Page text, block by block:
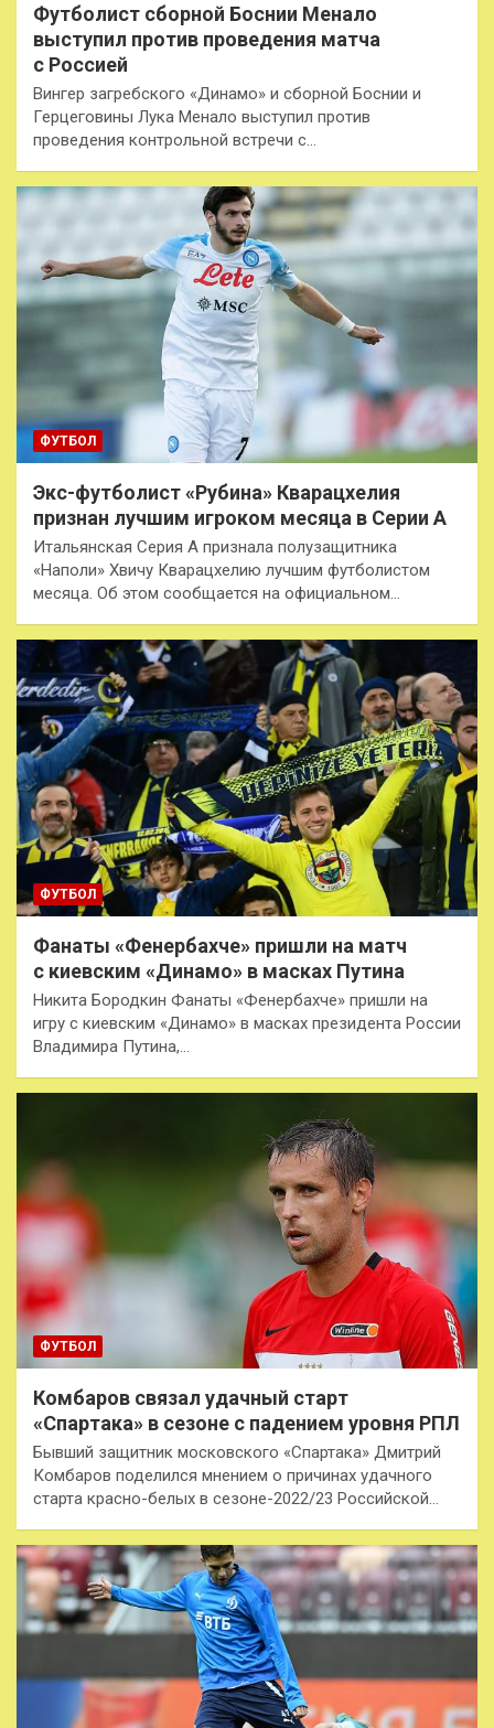
Футболист сборной Боснии Менало
выступил против проведения матча
с Россией
Вингер загребского «Динамо» и сборной Боснии и
Герцеговины Лука Менало выступил против
проведения контрольной встречи с…
ФУТБОЛ
Экс-футболист «Рубина» Кварацхелия
признан лучшим игроком месяца в Серии А
Итальянская Серия А признала полузащитника
«Наполи» Хвичу Кварацхелию лучшим футболистом
месяца. Об этом сообщается на официальном…
ФУТБОЛ
Фанаты «Фенербахче» пришли на матч
с киевским «Динамо» в масках Путина
Никита Бородкин Фанаты «Фенербахче» пришли на
игру с киевским «Динамо» в масках президента России
Владимира Путина,…
ФУТБОЛ
Комбаров связал удачный старт
«Спартака» в сезоне с падением уровня РПЛ
Бывший защитник московского «Спартака» Дмитрий
Комбаров поделился мнением о причинах удачного
старта красно-белых в сезоне-2022/23 Российской…